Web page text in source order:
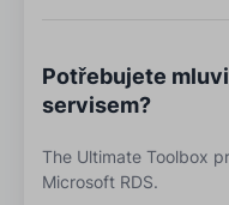
Potřebujete
servisem?
The Ultimate Toolbox
Microsoft RDS.